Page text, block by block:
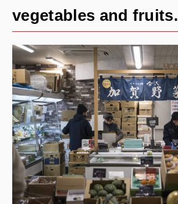
vegetables and fruits.